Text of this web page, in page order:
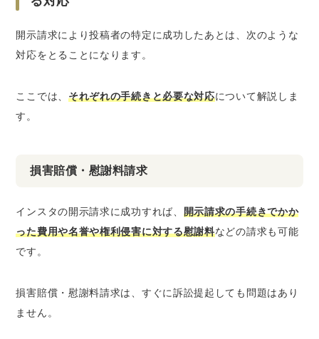
開示請求により投稿者の特定に成功したあとは、次のような
対応をとることになります。
ここでは、 それぞれの手続きと必要な対応について解説しま
す。
損害賠償・慰謝料請求
インスタの開示請求に成功すれば、 開示請求の手続きでかか
った費用や名誉や権利侵害に対する慰謝料などの請求も可能
です。
損害賠償・慰謝料請求は、すぐに訴訟提起しても問題はあり
ません。